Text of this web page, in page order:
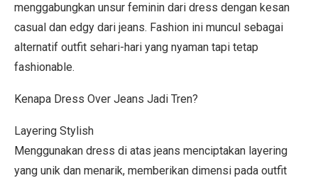
menggabungkan unsur feminin dari dress dengan kesan
casual dan edgy dari jeans. Fashion ini muncul sebagai
alternatif outfit sehari-hari yang nyaman tapi tetap
fashionable.
Kenapa Dress Over Jeans Jadi Tren?
Layering Stylish
Menggunakan dress di atas jeans menciptakan layering
yang unik dan menarik, memberikan dimensi pada outfit